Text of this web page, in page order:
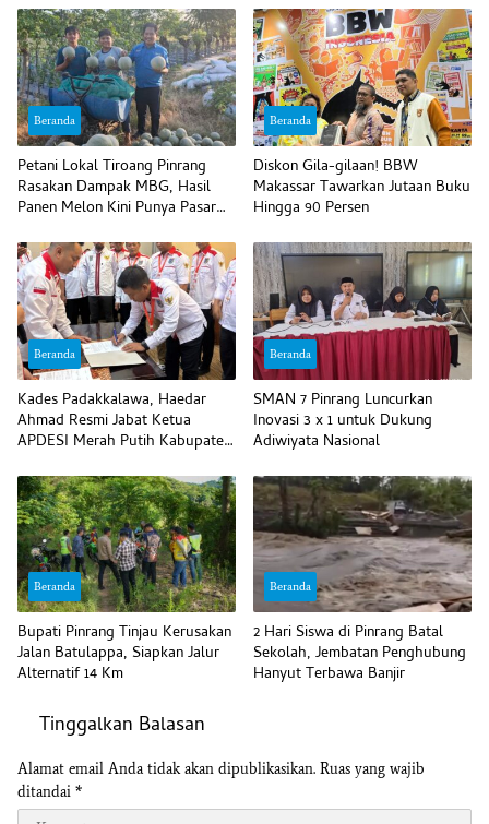
Beranda
Petani Lokal Tiroang Pinrang
Rasakan Dampak MBG, Hasil
Panen Melon Kini Punya Pasar
Beranda
Diskon Gila-gilaan! BBW
Makassar Tawarkan Jutaan Buku
Hingga 90 Persen
Beranda
Kades Padakkalawa, Haedar
Ahmad Resmi Jabat Ketua
APDESI Merah Putih Kabupaten
Beranda
SMAN 7 Pinrang Luncurkan
Inovasi 3 x 1 untuk Dukung
Adiwiyata Nasional
Beranda
Bupati Pinrang Tinjau Kerusakan
Jalan Batulappa, Siapkan Jalur
Alternatif 14 Km
Beranda
2 Hari Siswa di Pinrang Batal
Sekolah, Jembatan Penghubung
Hanyut Terbawa Banjir
Tinggalkan Balasan
Alamat email Anda tidak akan dipublikasikan. Ruas yang wajib
ditandai *